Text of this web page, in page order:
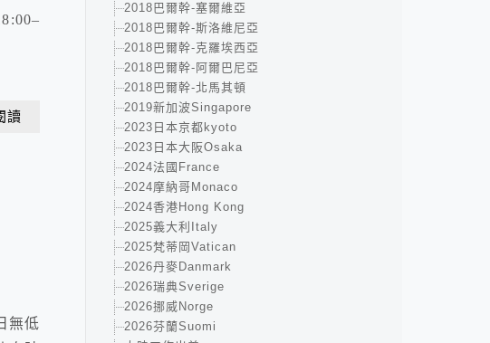
讀
無低
2018巴爾幹-塞爾維亞
2018巴爾幹-斯洛維尼亞
2018巴爾幹-克羅埃西亞
2018巴爾幹-阿爾巴尼亞
2018巴爾幹-北馬其頓
2019新加波Singapore
2023日本京都kyoto
2023日本大阪Osaka
2024法國France
2024摩納哥Monaco
2024香港Hong Kong
2025義大利Italy
2025梵蒂岡Vatican
2026丹麥Danmark
2026瑞典Sverige
2026挪威Norge
2026芬蘭Suomi